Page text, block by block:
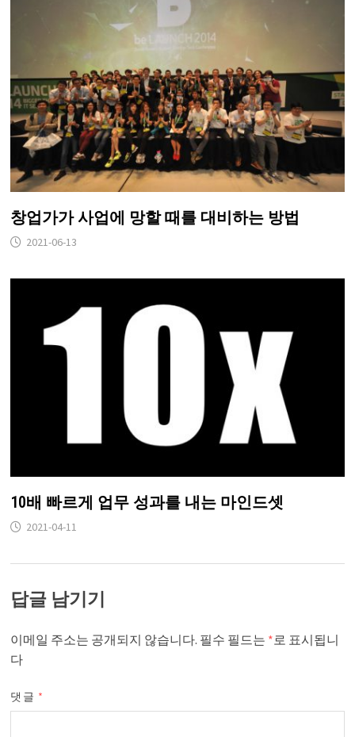
창업가가 사업에 망할 때를 대비하는 방법
2021-06-13
10배 빠르게 업무 성과를 내는 마인드셋
2021-04-11
답글 남기기
이메일 주소는 공개되지 않습니다. 필수 필드는 *로 표시됩니
다
댓글 *